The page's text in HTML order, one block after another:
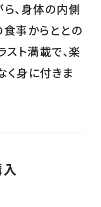
、身体の内側
事からととの
スト満載で、楽
身に付きま